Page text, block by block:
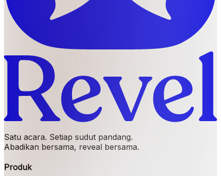
Satu acara. Setiap sudut pandang.
Abadikan bersama, reveal bersama.
Produk